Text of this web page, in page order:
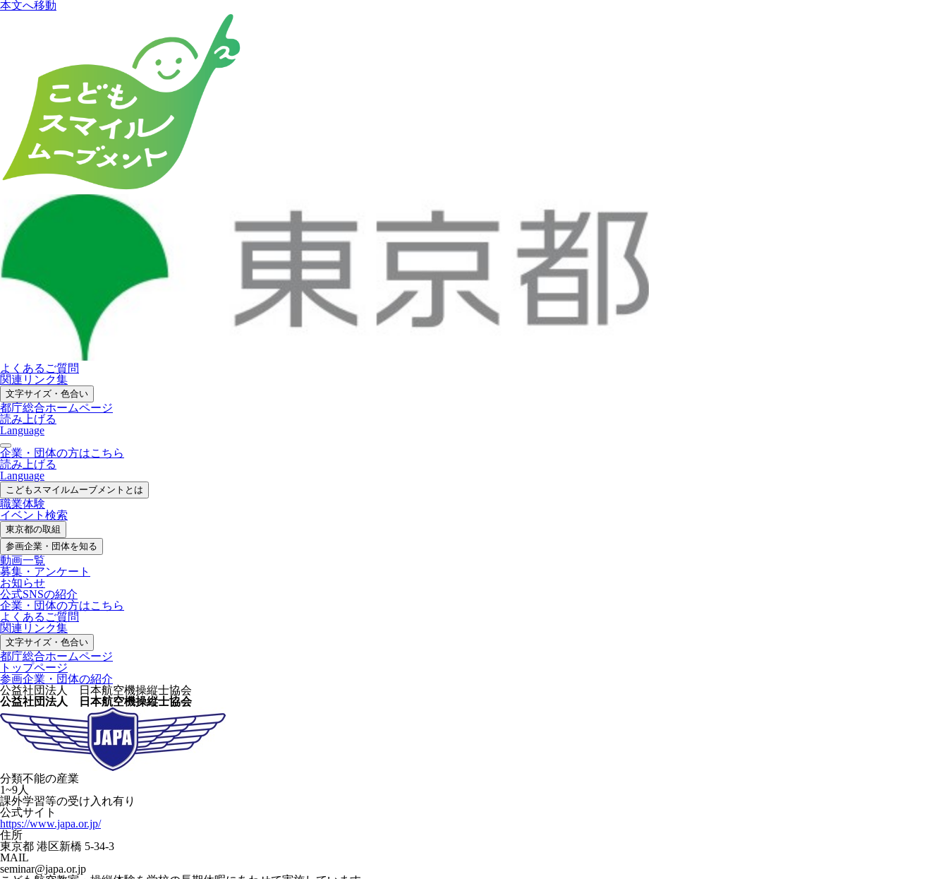
本文へ移動
よくあるご質問
関連リンク集
文字サイズ・色合い
都庁総合ホームページ
読み上げる
Language
企業・団体の方はこちら
読み上げる
Language
こどもスマイルムーブメントとは
職業体験
イベント検索
東京都の取組
参画企業・ 団体を知る
動画一覧
募集・ アンケート
お知らせ
公式SNSの紹介
企業・団体の方はこちら
よくあるご質問
関連リンク集
文字サイズ・色合い
都庁総合ホームページ
トップページ
参画企業・団体の紹介
公益社団法人 日本航空機操縦士協会
公益社団法人 日本航空機操縦士協会
分類不能の産業
1~9人
課外学習等の受け入れ有り
公式サイト
https://www.japa.or.jp/
住所
東京都 港区新橋 5-34-3
MAIL
seminar@japa.or.jp